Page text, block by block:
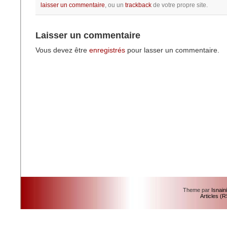
laisser un commentaire, ou un trackback de votre propre site.
Laisser un commentaire
Vous devez être enregistrés pour lasser un commentaire.
Theme par
Articles